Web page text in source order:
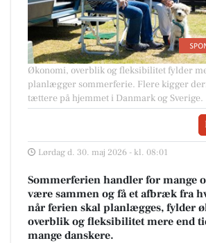
Økonomi, overblik og fleksibilitet fylder
planlægger sommerferie. Flere kigger
tættere på hjemmet i Danmark og Sverige.
Lørdag d. 30. maj 2026 - kl. 08:01
Sommerferien handler for mange
være sammen og få et afbræk fra
når ferien skal planlægges, fylder
overblik og fleksibilitet mere end
mange danskere.